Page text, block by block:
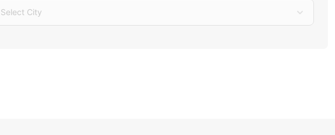
Select City